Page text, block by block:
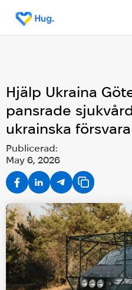
Hjälp Ukraina
pansrade
ukrainska
Publicerad:
May 6, 2026